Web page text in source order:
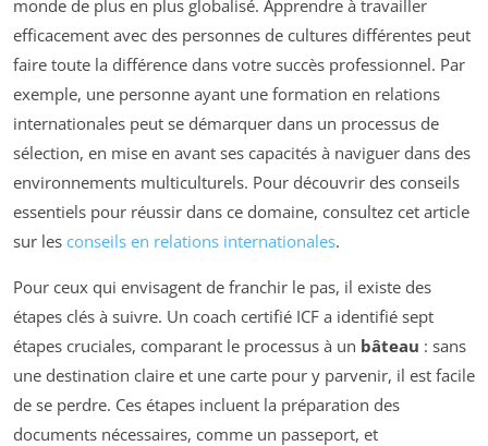
monde de plus en plus globalisé. Apprendre à travailler
efficacement avec des personnes de cultures différentes peut
faire toute la différence dans votre succès professionnel. Par
exemple, une personne ayant une formation en relations
internationales peut se démarquer dans un processus de
sélection, en mise en avant ses capacités à naviguer dans des
environnements multiculturels. Pour découvrir des conseils
essentiels pour réussir dans ce domaine, consultez cet article
sur les conseils en relations internationales.
Pour ceux qui envisagent de franchir le pas, il existe des
étapes clés à suivre. Un coach certifié ICF a identifié sept
étapes cruciales, comparant le processus à un bâteau : sans
une destination claire et une carte pour y parvenir, il est facile
de se perdre. Ces étapes incluent la préparation des
documents nécessaires, comme un passeport, et